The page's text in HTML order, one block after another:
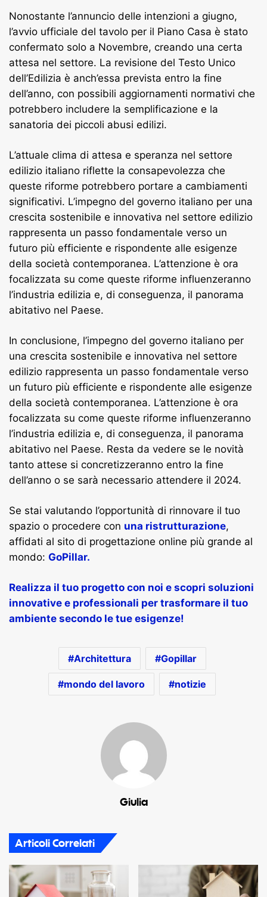
Nonostante l’annuncio delle intenzioni a giugno,
l’avvio ufficiale del tavolo per il Piano Casa è stato
confermato solo a Novembre, creando una certa
attesa nel settore. La revisione del Testo Unico
dell’Edilizia è anch’essa prevista entro la fine
dell’anno, con possibili aggiornamenti normativi che
potrebbero includere la semplificazione e la
sanatoria dei piccoli abusi edilizi.
L’attuale clima di attesa e speranza nel settore
edilizio italiano riflette la consapevolezza che
queste riforme potrebbero portare a cambiamenti
significativi. L’impegno del governo italiano per una
crescita sostenibile e innovativa nel settore edilizio
rappresenta un passo fondamentale verso un
futuro più efficiente e rispondente alle esigenze
della società contemporanea. L’attenzione è ora
focalizzata su come queste riforme influenzeranno
l’industria edilizia e, di conseguenza, il panorama
abitativo nel Paese.
In conclusione, l’impegno del governo italiano per
una crescita sostenibile e innovativa nel settore
edilizio rappresenta un passo fondamentale verso
un futuro più efficiente e rispondente alle esigenze
della società contemporanea. L’attenzione è ora
focalizzata su come queste riforme influenzeranno
l’industria edilizia e, di conseguenza, il panorama
abitativo nel Paese. Resta da vedere se le novità
tanto attese si concretizzeranno entro la fine
dell’anno o se sarà necessario attendere il 2024.
Se stai valutando l’opportunità di rinnovare il tuo
spazio o procedere con una ristrutturazione,
affidati al sito di progettazione online più grande al
mondo: GoPillar.
Realizza il tuo progetto con noi e scopri soluzioni
innovative e professionali per trasformare il tuo
ambiente secondo le tue esigenze!
Architettura Gopillar
mondo del lavoro notizie
Giulia
Articoli Correlati